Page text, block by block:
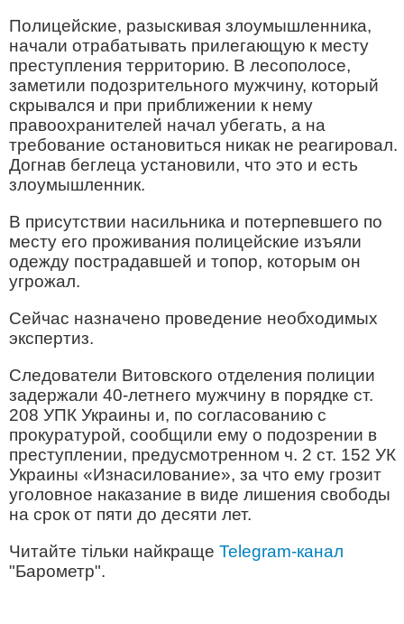
Полицейские, разыскивая злоумышленника,
начали отрабатывать прилегающую к месту
преступления территорию. В лесополосе,
заметили подозрительного мужчину, который
скрывался и при приближении к нему
правоохранителей начал убегать, а на
требование остановиться никак не реагировал.
Догнав беглеца установили, что это и есть
злоумышленник.
В присутствии насильника и потерпевшего по
месту его проживания полицейские изъяли
одежду пострадавшей и топор, которым он
угрожал.
Сейчас назначено проведение необходимых
экспертиз.
Следователи Витовского отделения полиции
задержали 40-летнего мужчину в порядке ст.
208 УПК Украины и, по согласованию с
прокуратурой, сообщили ему о подозрении в
преступлении, предусмотренном ч. 2 ст. 152 УК
Украины «Изнасилование», за что ему грозит
уголовное наказание в виде лишения свободы
на срок от пяти до десяти лет.
Читайте тільки найкраще Telegram-канал
"Барометр".